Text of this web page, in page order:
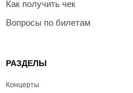
Как получить чек
Вопросы по билетам
РАЗДЕЛЫ
Концерты